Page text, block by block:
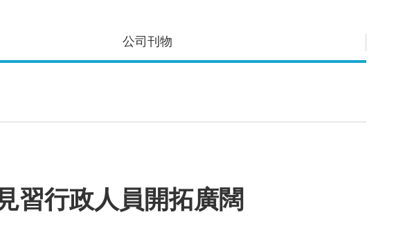
公司刊物
習行政人員開拓廣闊